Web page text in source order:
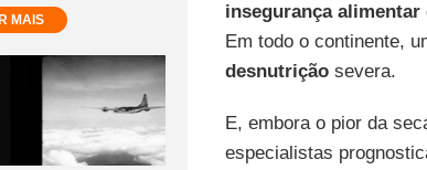
MAIS
insegurança alimentar
Em todo o continente,
desnutriçãosevera.
E, embora o pior da
especialistas